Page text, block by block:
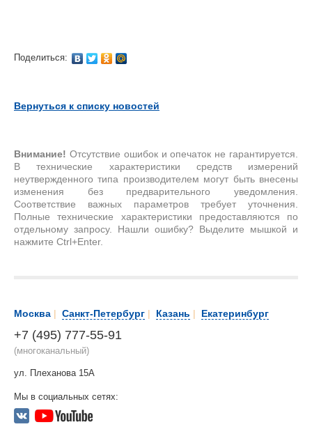
Поделиться:
Вернуться к списку новостей
Внимание! Отсутствие ошибок и опечаток не гарантируется.
В технические характеристики средств измерений
неутвержденного типа производителем могут быть внесены
изменения без предварительного уведомления.
Соответствие важных параметров требует уточнения.
Полные технические характеристики предоставляются по
отдельному запросу. Нашли ошибку? Выделите мышкой и
нажмите Ctrl+Enter.
Москва | Санкт-Петербург | Казань | Екатеринбург
+7 (495) 777-55-91
(многоканальный)
ул. Плеханова 15А
Мы в социальных сетях: